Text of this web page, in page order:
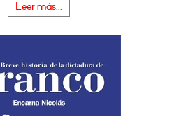
Leer más...